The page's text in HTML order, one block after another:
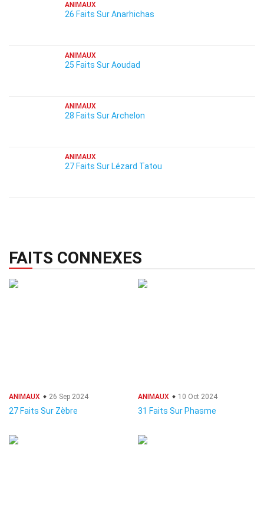
ANIMAUX
26 Faits Sur Anarhichas
ANIMAUX
25 Faits Sur Aoudad
ANIMAUX
28 Faits Sur Archelon
ANIMAUX
27 Faits Sur Lézard Tatou
FAITS CONNEXES
ANIMAUX 26 Sep 2024
27 Faits Sur Zèbre
ANIMAUX 10 Oct 2024
31 Faits Sur Phasme